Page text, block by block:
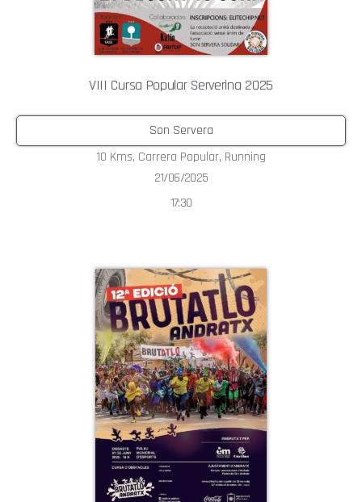
VIII Cursa Popular Serverina 2025
Son Servera
10 Kms, Carrera Popular, Running
21/06/2025
17:30